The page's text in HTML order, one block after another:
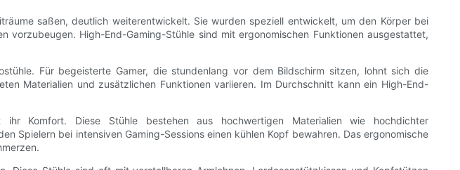
saßen, deutlich weiterentwickelt. Sie wurden speziell entwickelt, um den Körper bei
vorzubeugen. High-End-Gaming-Stühle sind mit ergonomischen Funktionen ausgestattet,
Für begeisterte Gamer, die stundenlang vor dem Bildschirm sitzen, lohnt sich die
Materialien und zusätzlichen Funktionen variieren. Im Durchschnitt kann ein High-End-
Komfort. Diese Stühle bestehen aus hochwertigen Materialien wie hochdichter
Spielern bei intensiven Gaming-Sessions einen kühlen Kopf bewahren. Das ergonomische